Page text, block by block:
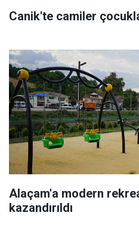
Canik'te camiler
Alaçam'a modern
kazandırıldı